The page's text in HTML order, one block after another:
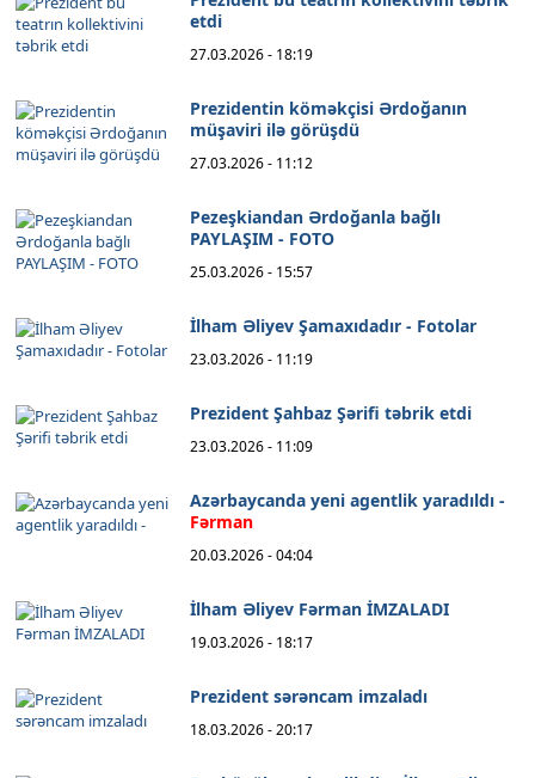
etdi
27.03.2026 - 18:19
Prezidentin köməkçisi Ərdoğanın
müşaviri ilə görüşdü
27.03.2026 - 11:12
Pezeşkiandan Ərdoğanla bağlı
PAYLAŞIM - FOTO
25.03.2026 - 15:57
İlham Əliyev Şamaxıdadır - Fotolar
23.03.2026 - 11:19
Prezident Şahbaz Şərifi təbrik etdi
23.03.2026 - 11:09
Azərbaycanda yeni agentlik yaradıldı -
Fərman
20.03.2026 - 04:04
İlham Əliyev Fərman İMZALADI
19.03.2026 - 18:17
Prezident sərəncam imzaladı
18.03.2026 - 20:17